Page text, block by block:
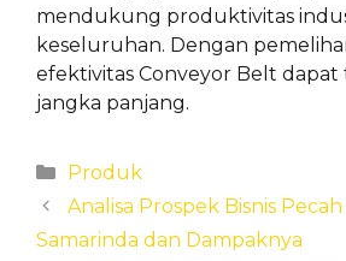
mendukung produktivitas
keseluruhan. Dengan
efektivitas Conveyor Belt
jangka panjang.
Categories
Produk
Analisa Prospek Bisnis
Samarinda dan Dampaknya